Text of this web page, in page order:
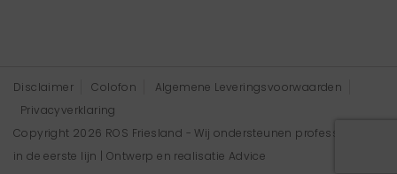
Disclaimer Colofon
Algemene Leveringsvoorwaarden
Privacyverklaring
Copyright 2026 ROS Friesland - Wij ondersteunen professionals
in de eerste lijn | Ontwerp en realisatie Advice